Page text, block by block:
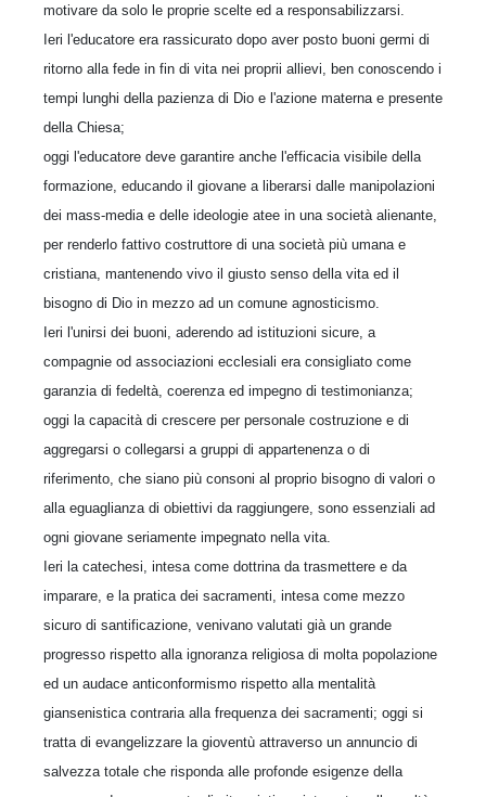
motivare da solo le proprie scelte ed a responsabilizzarsi.
Ieri l'educatore era rassicurato dopo aver posto buoni germi di
ritorno alla fede in fin di vita nei proprii allievi, ben conoscendo i
tempi lunghi della pazienza di Dio e l'azione materna e presente
della Chiesa;
oggi l'educatore deve garantire anche l'efficacia visibile della
formazione, educando il giovane a liberarsi dalle manipolazioni
dei mass-media e delle ideologie atee in una società alienante,
per renderlo fattivo costruttore di una società più umana e
cristiana, mantenendo vivo il giusto senso della vita ed il
bisogno di Dio in mezzo ad un comune agnosticismo.
Ieri l'unirsi dei buoni, aderendo ad istituzioni sicure, a
compagnie od associazioni ecclesiali era consigliato come
garanzia di fedeltà, coerenza ed impegno di testimonianza;
oggi la capacità di crescere per personale costruzione e di
aggregarsi o collegarsi a gruppi di appartenenza o di
riferimento, che siano più consoni al proprio bisogno di valori o
alla eguaglianza di obiettivi da raggiungere, sono essenziali ad
ogni giovane seriamente impegnato nella vita.
Ieri la catechesi, intesa come dottrina da trasmettere e da
imparare, e la pratica dei sacramenti, intesa come mezzo
sicuro di santificazione, venivano valutati già un grande
progresso rispetto alla ignoranza religiosa di molta popolazione
ed un audace anticonformismo rispetto alla mentalità
giansenistica contraria alla frequenza dei sacramenti; oggi si
tratta di evangelizzare la gioventù attraverso un annuncio di
salvezza totale che risponda alle profonde esigenze della